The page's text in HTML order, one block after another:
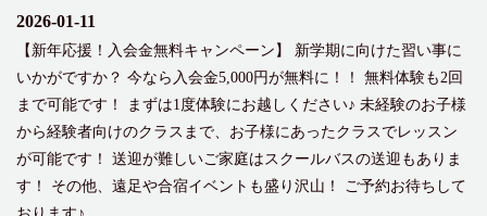
2026-01-11
【新年応援！入会金無料キャンペーン】 新学期に向けた習い事に
いかがですか？ 今なら入会金5,000円が無料に！！ 無料体験も2回
まで可能です！ まずは1度体験にお越しください♪ 未経験のお子様
から経験者向けのクラスまで、お子様にあったクラスでレッスン
が可能です！ 送迎が難しいご家庭はスクールバスの送迎もありま
す！ その他、遠足や合宿イベントも盛り沢山！ ご予約お待ちして
おります♪